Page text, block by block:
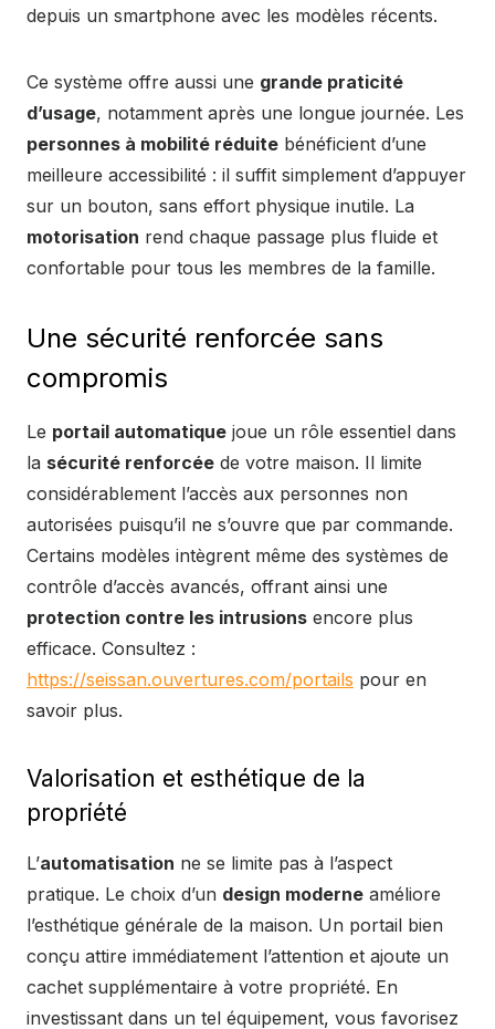
depuis un smartphone avec les modèles récents.
Ce système offre aussi une grande praticité
d’usage, notamment après une longue journée. Les
personnes à mobilité réduite bénéficient d’une
meilleure accessibilité : il suffit simplement d’appuyer
sur un bouton, sans effort physique inutile. La
motorisation rend chaque passage plus fluide et
confortable pour tous les membres de la famille.
Une sécurité renforcée sans
compromis
Le portail automatique joue un rôle essentiel dans
la sécurité renforcée de votre maison. Il limite
considérablement l’accès aux personnes non
autorisées puisqu’il ne s’ouvre que par commande.
Certains modèles intègrent même des systèmes de
contrôle d’accès avancés, offrant ainsi une
protection contre les intrusions encore plus
efficace. Consultez :
https://seissan.ouvertures.com/portails pour en
savoir plus.
Valorisation et esthétique de la
propriété
L’automatisation ne se limite pas à l’aspect
pratique. Le choix d’un design moderne améliore
l’esthétique générale de la maison. Un portail bien
conçu attire immédiatement l’attention et ajoute un
cachet supplémentaire à votre propriété. En
investissant dans un tel équipement, vous favorisez